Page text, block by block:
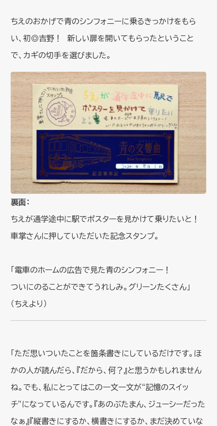
ちえのおかげで青のシンフォニーに乗るきっかけをもら
い、初◎吉野！ 新しい扉を開いてもらったということ
で、カギの切手を選びました。
裏面：
ちえが通学途中に駅でポスターを見かけて乗りたいと！
車掌さんに押していただいた記念スタンプ。
「電車のホームの広告で見た青のシンフォニー！
ついにのることができてうれしみ。グリーンたくさん」
（ちえより）
「ただ思いついたことを箇条書きにしているだけです。ほ
かの人が読んだら、『だから、何？』と思うかもしれません
ね。でも、私にとってはこの一文一文が“記憶のスイッ
チ”になっているんです。『あのぶたまん、ジューシーだった
なぁ』『縦書きにするか、横書きにするか、まだ決めていな